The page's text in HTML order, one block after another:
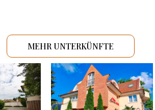
MEHR UNTERKÜNFTE